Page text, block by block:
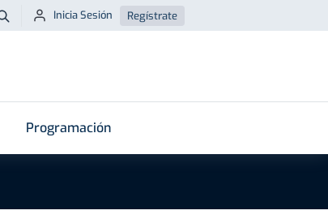
Buscar
Inicia Sesión Regístrate
Programación